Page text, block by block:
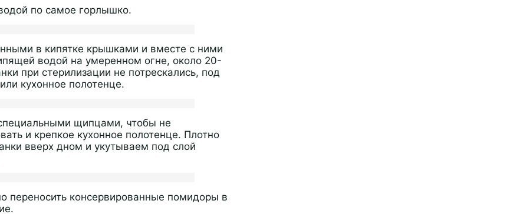
по самое горлышко.
в кипятке крышками и вместе с ними
водой на умеренном огне, около 20-
при стерилизации не потрескались, под
кухонное полотенце.
щипцами, чтобы не
и крепкое кухонное полотенце. Плотно
вверх дном и укутываем под слой
переносить консервированные помидоры в